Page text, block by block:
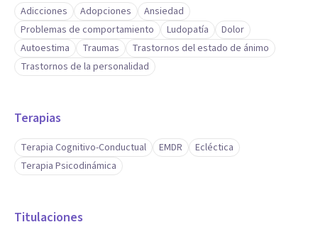
Adicciones Adopciones
Ansiedad
Problemas de comportamiento
Ludopatía
Dolor
Autoestima
Traumas
Trastornos del estado de ánimo
Trastornos de la personalidad
Terapias
Terapia Cognitivo-Conductual EMDR
Ecléctica
Terapia Psicodinámica
Titulaciones